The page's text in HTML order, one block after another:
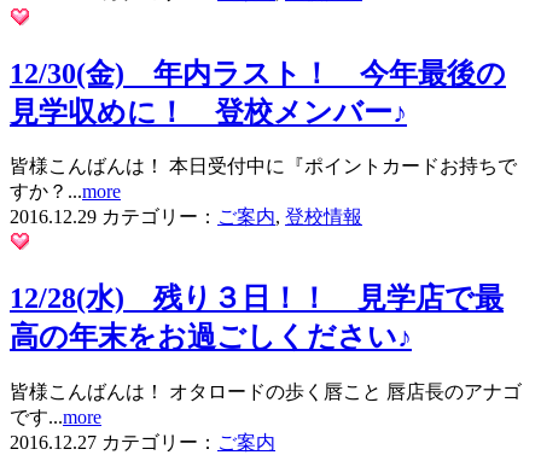
12/30(金) 年内ラスト！ 今年最後の
見学収めに！ 登校メンバー♪
皆様こんばんは！ 本日受付中に『ポイントカードお持ちで
すか？...more
2016.12.29 カテゴリー： ご案内, 登校情報
12/28(水) 残り３日！！ 見学店で最
高の年末をお過ごしください♪
皆様こんばんは！ オタロードの歩く唇こと 唇店長のアナゴ
です...more
2016.12.27 カテゴリー： ご案内